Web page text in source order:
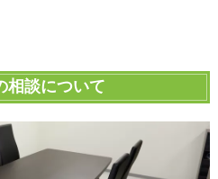
相談について